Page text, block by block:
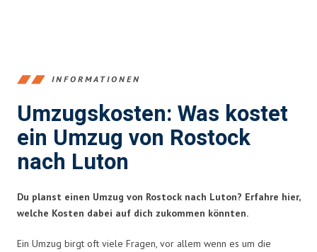
INFORMATIONEN
Umzugskosten: Was kostet
ein Umzug von Rostock
nach Luton
Du planst einen Umzug von Rostock nach Luton? Erfahre hier,
welche Kosten dabei auf dich zukommen könnten.
Ein Umzug birgt oft viele Fragen, vor allem wenn es um die